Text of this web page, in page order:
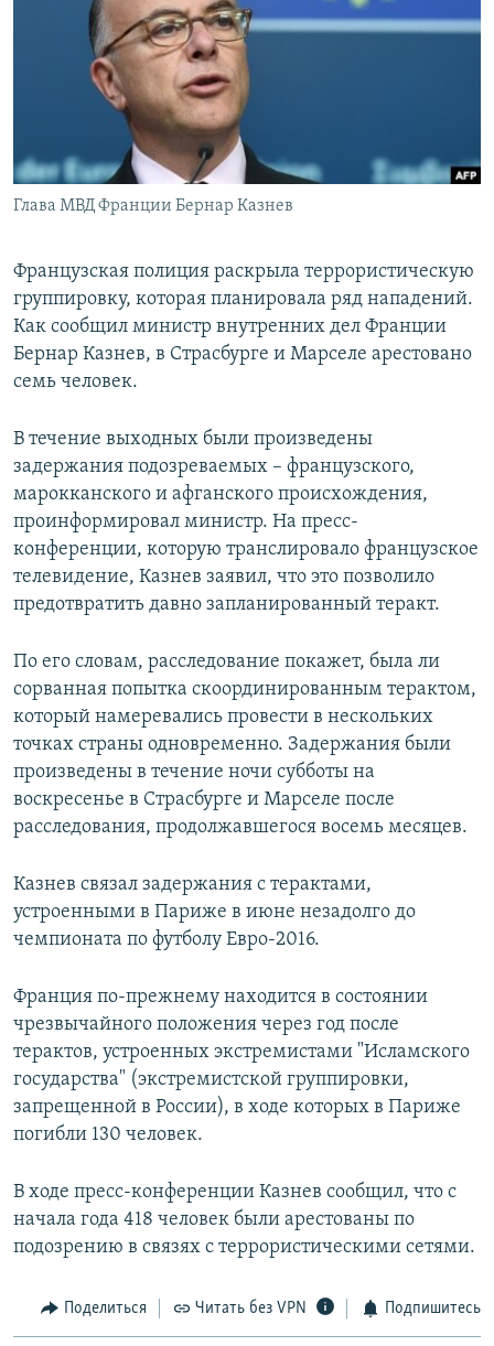
РАСПИСАНИЕ ВЕЩАНИЯ
ПОДПИШИТЕСЬ НА РАССЫЛКУ
СОЦИАЛЬНЫЕ СЕТИ
Все сайты РСЕ/РС
Глава МВД Франции Бернар Казнев
Французская полиция раскрыла террористическую
группировку, которая планировала ряд нападений.
Как сообщил министр внутренних дел Франции
Бернар Казнев, в Страсбурге и Марселе арестовано
семь человек.
В течение выходных были произведены
задержания подозреваемых – французского,
марокканского и афганского происхождения,
проинформировал министр. На пресс-
конференции, которую транслировало французское
телевидение, Казнев заявил, что это позволило
предотвратить давно запланированный теракт.
По его словам, расследование покажет, была ли
сорванная попытка скоординированным терактом,
который намеревались провести в нескольких
точках страны одновременно. Задержания были
произведены в течение ночи субботы на
воскресенье в Страсбурге и Марселе после
расследования, продолжавшегося восемь месяцев.
Казнев связал задержания с терактами,
устроенными в Париже в июне незадолго до
чемпионата по футболу Евро-2016.
Франция по-прежнему находится в состоянии
чрезвычайного положения через год после
терактов, устроенных экстремистами "Исламского
государства" (экстремистской группировки,
запрещенной в России), в ходе которых в Париже
погибли 130 человек.
В ходе пресс-конференции Казнев сообщил, что с
начала года 418 человек были арестованы по
подозрению в связях с террористическими сетями.
Поделиться Читать без VPN Подпишитесь